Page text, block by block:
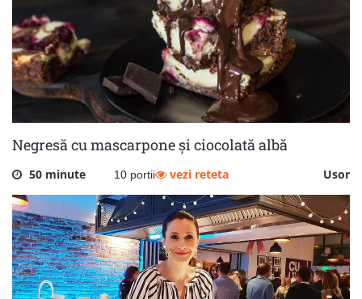
Negresă cu mascarpone și ciocolată albă
50 minute 10 portii Usor
vezi reteta